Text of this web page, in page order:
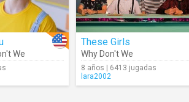
We
These Girls
Why Don't We
8 años | 6413 jugadas
lara2002